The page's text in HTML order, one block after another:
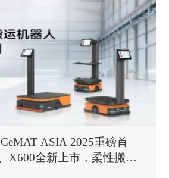
ASIA 2025重磅首
X600全新上市，柔性搬运